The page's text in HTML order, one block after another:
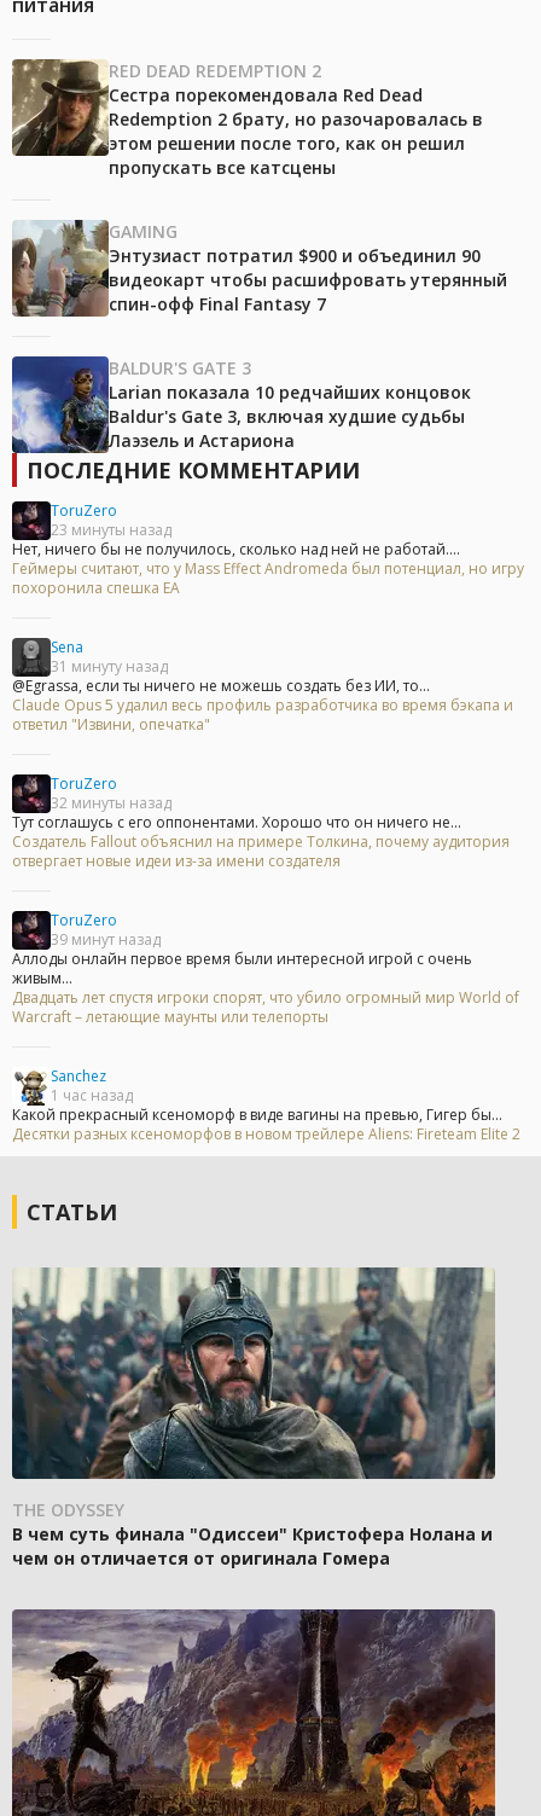
питания
RED DEAD REDEMPTION 2
Сестра порекомендовала Red Dead
Redemption 2 брату, но разочаровалась в
этом решении после того, как он решил
пропускать все катсцены
GAMING
Энтузиаст потратил $900 и объединил 90
видеокарт чтобы расшифровать утерянный
спин-офф Final Fantasy 7
BALDUR'S GATE 3
Larian показала 10 редчайших концовок
Baldur's Gate 3, включая худшие судьбы
Лаэзель и Астариона
ПОСЛЕДНИЕ КОММЕНТАРИИ
ToruZero
23 минуты назад
Нет, ничего бы не получилось, сколько над ней не работай....
Геймеры считают, что у Mass Effect Andromeda был потенциал, но игру
похоронила спешка EA
Sena
31 минуту назад
@Egrassa, если ты ничего не можешь создать без ИИ, то...
Claude Opus 5 удалил весь профиль разработчика во время бэкапа и
ответил "Извини, опечатка"
ToruZero
32 минуты назад
Тут соглашусь с его оппонентами. Хорошо что он ничего не...
Создатель Fallout объяснил на примере Толкина, почему аудитория
отвергает новые идеи из-за имени создателя
ToruZero
39 минут назад
Аллоды онлайн первое время были интересной игрой с очень
живым...
Двадцать лет спустя игроки спорят, что убило огромный мир World of
Warcraft – летающие маунты или телепорты
Sanchez
1 час назад
Какой прекрасный ксеноморф в виде вагины на превью, Гигер бы...
Десятки разных ксеноморфов в новом трейлере Aliens: Fireteam Elite 2
СТАТЬИ
THE ODYSSEY
В чем суть финала "Одиссеи" Кристофера Нолана и
чем он отличается от оригинала Гомера